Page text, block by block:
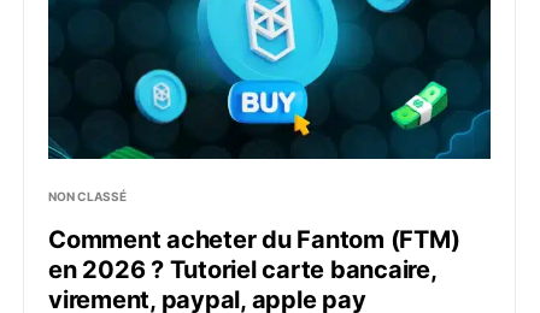
NON CLASSÉ
Comment acheter du Fantom (FTM)
en 2026 ? Tutoriel carte bancaire,
virement, paypal, apple pay